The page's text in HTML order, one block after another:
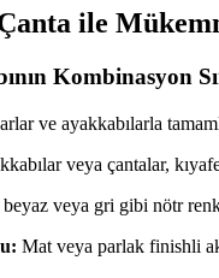
ile
Kombinasyon
ve ayakkabılarla
veya çantalar,
veya gri gibi nötr
Mat veya parlak finishli